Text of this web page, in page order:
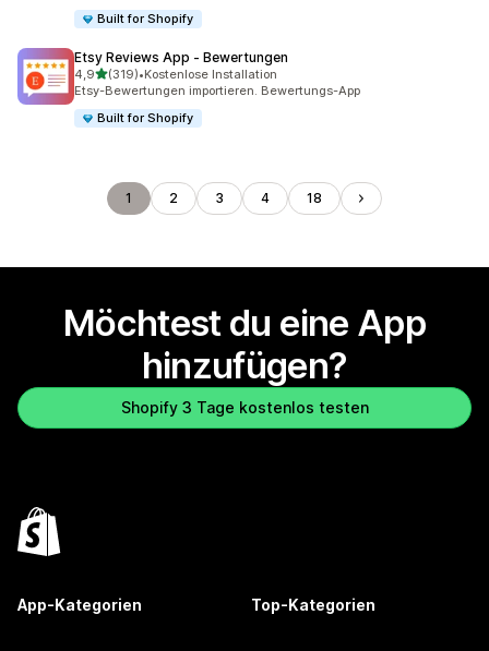
Built for Shopify
Etsy Reviews App ‑ Bewertungen
4,9von 5 Sternen
(319)
319 Rezensionen insgesamt
•Kostenlose Installation
Etsy-Bewertungen importieren. Bewertungs-App
Built for Shopify
1 2 3 4 18
Möchtest du eine App
hinzufügen?
Shopify 3 Tage kostenlos testen
App-Kategorien Top-Kategorien